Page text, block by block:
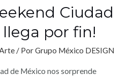
Ciudad
por fin!
/ PorGrupo México DESIGN
de México nos sorprende